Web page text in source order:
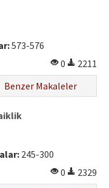
573-576
0
2211
Benzer Makaleler
245-300
0
2329